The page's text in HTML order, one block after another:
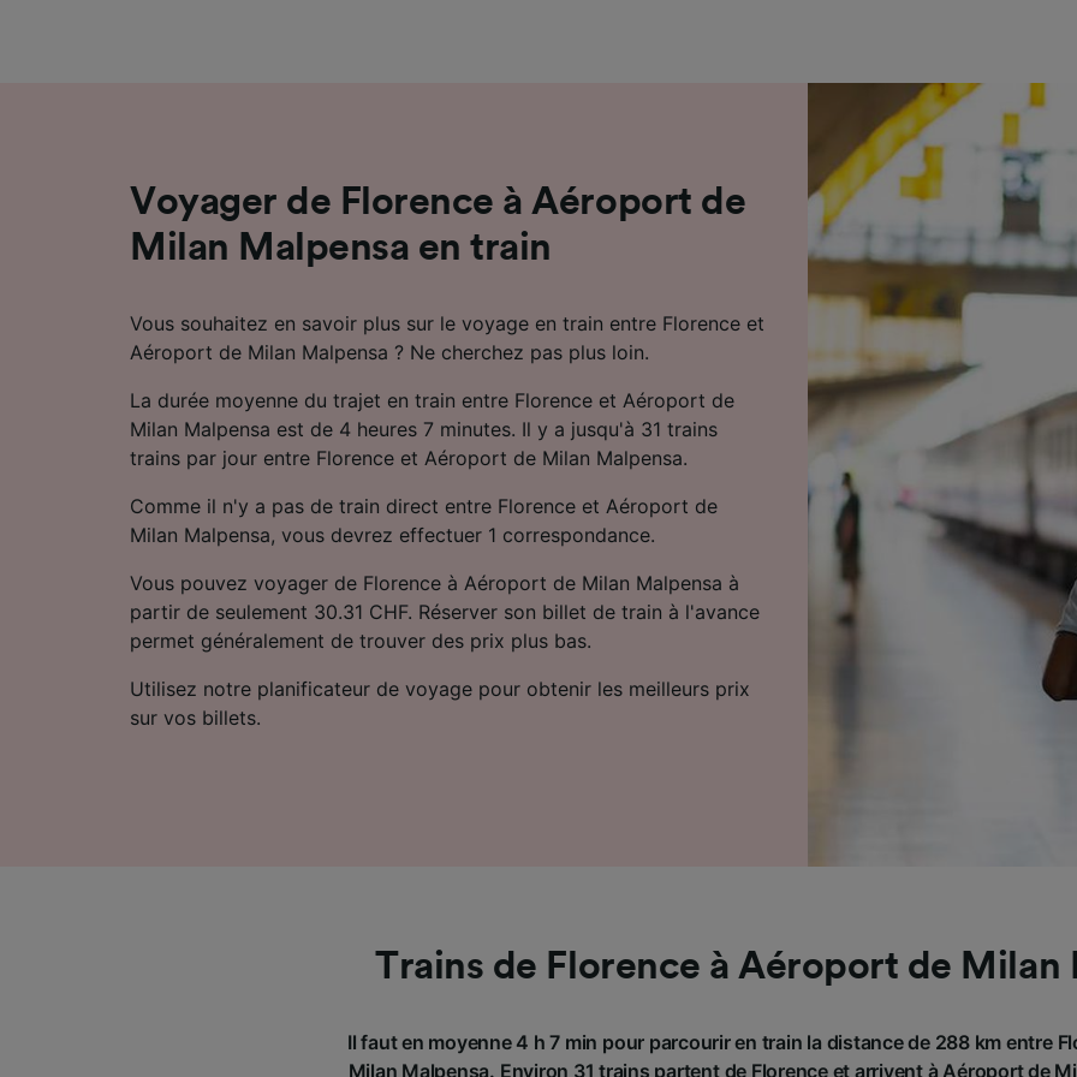
Voyager de Florence à Aéroport de
Milan Malpensa en train
Vous souhaitez en savoir plus sur le voyage en train entre Florence et
Aéroport de Milan Malpensa ? Ne cherchez pas plus loin.
La durée moyenne du trajet en train entre Florence et Aéroport de
Milan Malpensa est de 4 heures 7 minutes. Il y a jusqu'à 31 trains
trains par jour entre Florence et Aéroport de Milan Malpensa.
Comme il n'y a pas de train direct entre Florence et Aéroport de
Milan Malpensa, vous devrez effectuer 1 correspondance.
Vous pouvez voyager de Florence à Aéroport de Milan Malpensa à
partir de seulement 30.31 CHF. Réserver son billet de train à l'avance
permet généralement de trouver des prix plus bas.
Utilisez notre planificateur de voyage pour obtenir les meilleurs prix
sur vos billets.
Trains de Florence à Aéroport de Milan
Il faut en moyenne 4 h 7 min pour parcourir en train la distance de 288 km entre
Milan Malpensa. Environ 31 trains partent de Florence et arrivent à Aéroport de